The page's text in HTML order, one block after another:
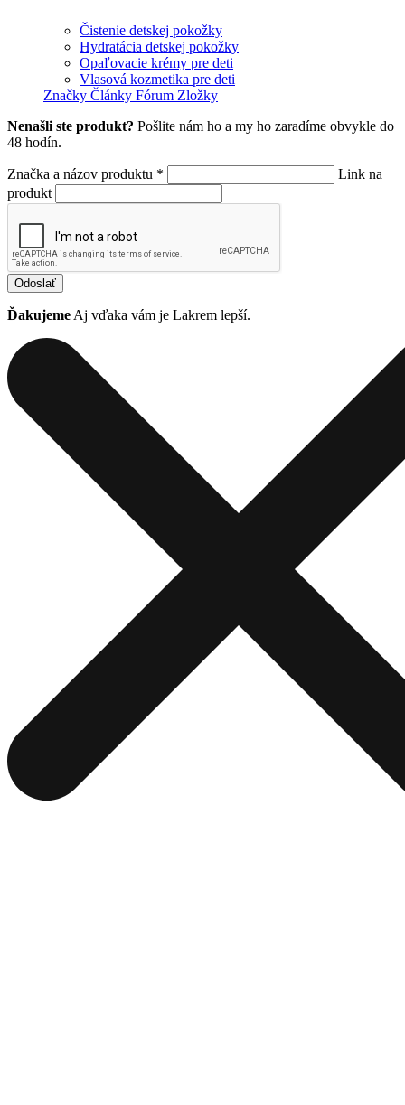
Čistenie detskej pokožky
Hydratácia detskej pokožky
Opaľovacie krémy pre deti
Vlasová kozmetika pre deti
Značky Články Fórum Zložky
Nenašli ste produkt? Pošlite nám ho a my ho zaradíme obvykle do
48 hodín.
Značka a názov produktu *
Link na
produkt
Odoslať
Ďakujeme Aj vďaka vám je Lakrem lepší.